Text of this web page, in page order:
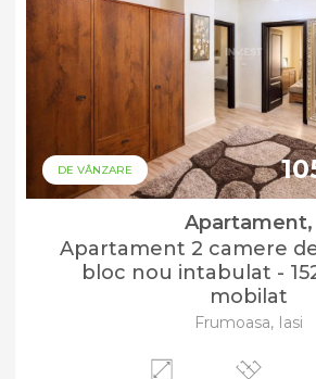
DE VÂNZARE
Apartament,
Apartament 2 camere
bloc nou intabulat -
mobilat
Frumoasa, Iasi